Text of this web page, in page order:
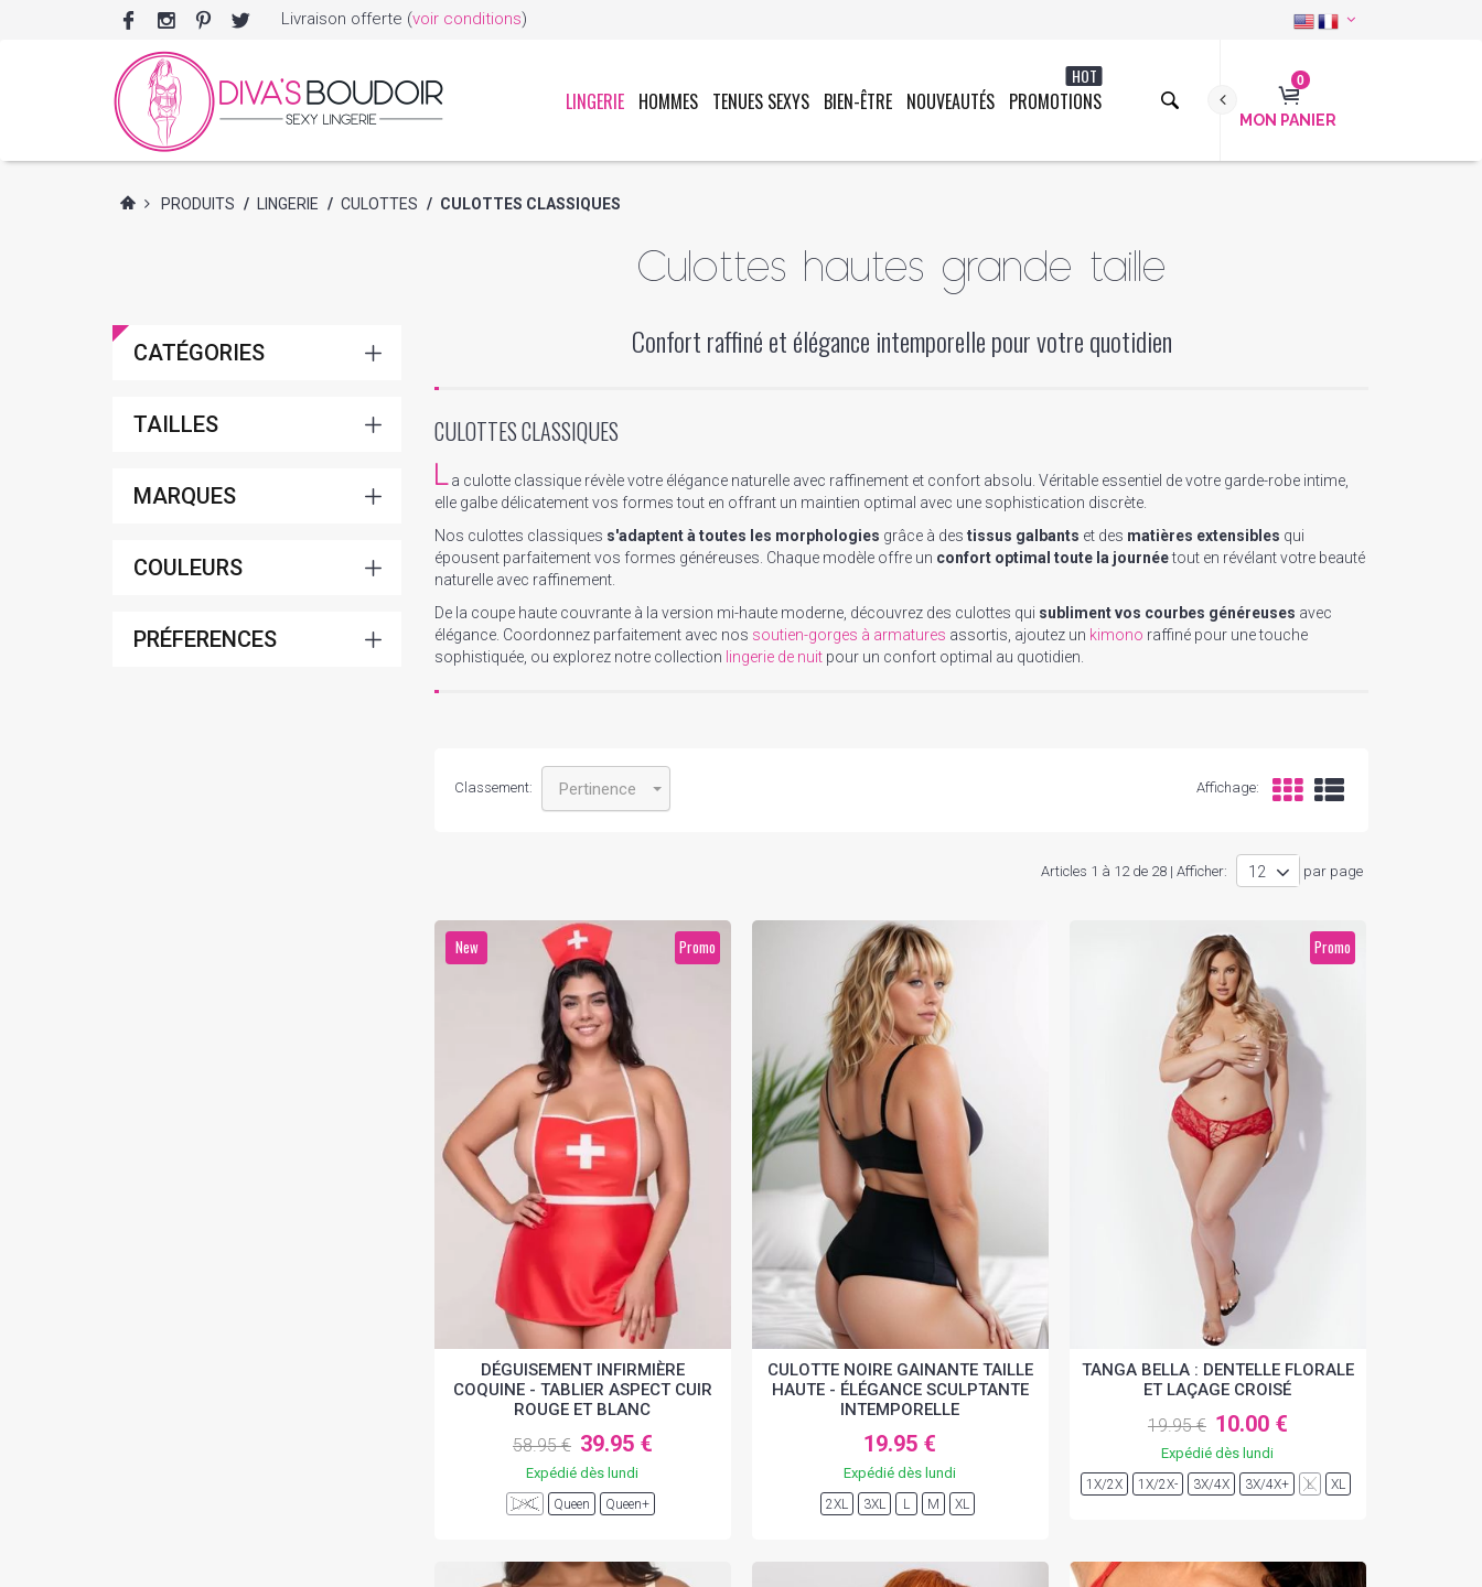
Livraison offerte (voir conditions)
0
MON PANIER
LINGERIE HOMMES TENUES SEXYS BIEN-ÊTRE NOUVEAUTÉS PROMOTIONS
HOT
PRODUITS / LINGERIE / CULOTTES / CULOTTES CLASSIQUES
CATÉGORIES
TAILLES
MARQUES
COULEURS
PRÉFERENCES
Culottes hautes grande taille
Confort raffiné et élégance intemporelle pour votre quotidien
CULOTTES CLASSIQUES
La culotte classique révèle votre élégance naturelle avec raffinement et confort absolu. Véritable essentiel de votre garde-robe intime,
elle galbe délicatement vos formes tout en offrant un maintien optimal avec une sophistication discrète.
Nos culottes classiques s'adaptent à toutes les morphologies grâce à des tissus galbants et des matières extensibles qui
épousent parfaitement vos formes généreuses. Chaque modèle offre un confort optimal toute la journéetout en révélant votre beauté
naturelle avec raffinement.
De la coupe haute couvrante à la version mi-haute moderne, découvrez des culottes qui subliment vos courbes généreuses avec
élégance. Coordonnez parfaitement avec nos soutien-gorges à armatures assortis, ajoutez un kimono raffiné pour une touche
sophistiquée, ou explorez notre collection lingerie de nuit pour un confort optimal au quotidien.
Classement: Pertinence Affichage:
Articles 1 à 12 de 28 | Afficher: par page
Promo
New
DÉGUISEMENT INFIRMIÈRE
COQUINE - TABLIER ASPECT CUIR
ROUGE ET BLANC
58.95 € 39.95 €
Expédié dès lundi
L/XL Queen Queen+
CULOTTE NOIRE GAINANTE TAILLE
HAUTE - ÉLÉGANCE SCULPTANTE
INTEMPORELLE
19.95 €
Expédié dès lundi
2XL 3XL L M XL
Promo
TANGA BELLA : DENTELLE FLORALE
ET LAÇAGE CROISÉ
19.95 € 10.00 €
Expédié dès lundi
1X/2X 1X/2X- 3X/4X 3X/4X+ L XL